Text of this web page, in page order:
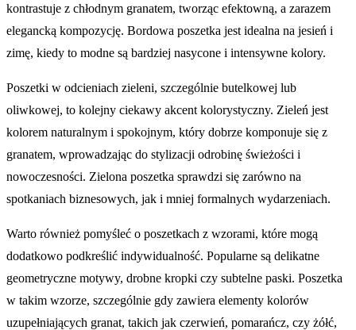
kontrastuje z chłodnym granatem, tworząc efektowną, a zarazem
elegancką kompozycję. Bordowa poszetka jest idealna na jesień i
zimę, kiedy to modne są bardziej nasycone i intensywne kolory.
Poszetki w odcieniach zieleni, szczególnie butelkowej lub
oliwkowej, to kolejny ciekawy akcent kolorystyczny. Zieleń jest
kolorem naturalnym i spokojnym, który dobrze komponuje się z
granatem, wprowadzając do stylizacji odrobinę świeżości i
nowoczesności. Zielona poszetka sprawdzi się zarówno na
spotkaniach biznesowych, jak i mniej formalnych wydarzeniach.
Warto również pomyśleć o poszetkach z wzorami, które mogą
dodatkowo podkreślić indywidualność. Popularne są delikatne
geometryczne motywy, drobne kropki czy subtelne paski. Poszetka
w takim wzorze, szczególnie gdy zawiera elementy kolorów
uzupełniających granat, takich jak czerwień, pomarańcz, czy żółć,